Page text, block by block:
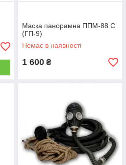
Маска панорамна ППМ-88 С
(ГП-9)
Немає в наявності
1 600 ₴